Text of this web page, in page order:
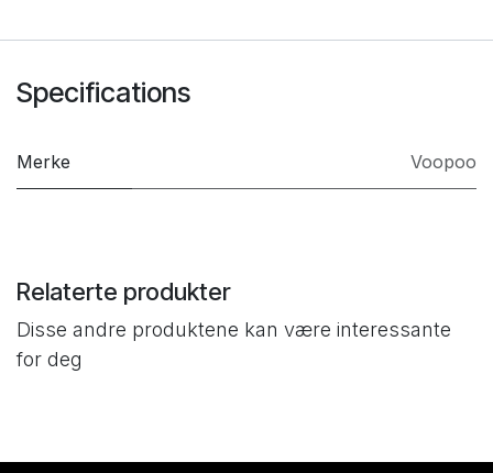
Specifications
Merke Voopoo
Relaterte produkter
Disse andre produktene kan være interessante
for deg